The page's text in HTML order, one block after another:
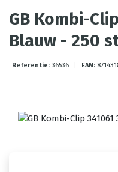
GB Kombi-
Blauw - 250
Referentie: 36536 EAN: